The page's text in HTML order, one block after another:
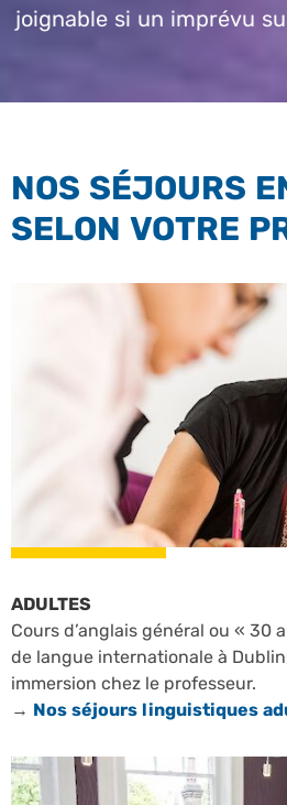
joignable si un imprévu
NOS SÉJOURS
SELON VOTRE
ADULTES
Cours d’anglais général ou « 30
de langue internationale à
immersion chez le professeur.
→ Nos séjours linguistiques